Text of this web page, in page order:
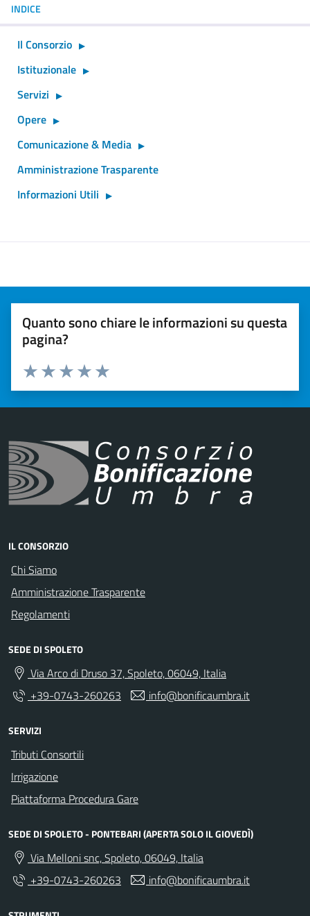
INDICE
Il Consorzio
Istituzionale
Servizi
Opere
Comunicazione & Media
Amministrazione Trasparente
Informazioni Utili
Quanto sono chiare le informazioni su questa
pagina?
Valuta 5 stelle su 5
Valuta 4 stelle su 5
Valuta 3 stelle su 5
Valuta 2 stelle su 5
Valuta 1 stelle su 5
IL CONSORZIO
Chi Siamo
Amministrazione Trasparente
Regolamenti
SEDE DI SPOLETO
Via Arco di Druso 37, Spoleto, 06049, Italia
+39-0743-260263
info@bonificaumbra.it
SERVIZI
Tributi Consortili
Irrigazione
Piattaforma Procedura Gare
SEDE DI SPOLETO - PONTEBARI (APERTA SOLO IL GIOVEDÌ)
Via Melloni snc, Spoleto, 06049, Italia
+39-0743-260263
info@bonificaumbra.it